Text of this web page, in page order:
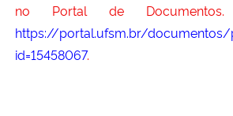
no Portal de Documentos.
https://portal.ufsm.br/
id=15458067.